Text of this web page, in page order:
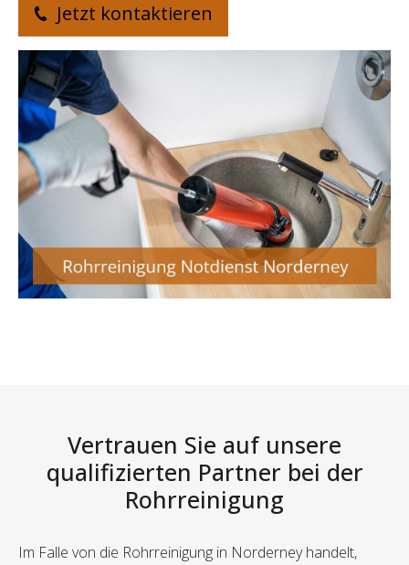
Jetzt kontaktieren
Vertrauen Sie auf unsere
qualifizierten Partner bei der
Rohrreinigung
Im Falle von die Rohrreinigung in Norderney handelt,